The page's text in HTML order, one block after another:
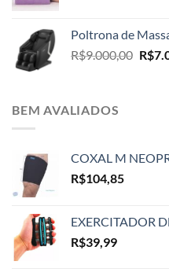
Poltrona de
R$9.000,00 O
R$
BEM AVALIADOS
COXAL M
R$104,85
EXERCITADOR
R$39,99